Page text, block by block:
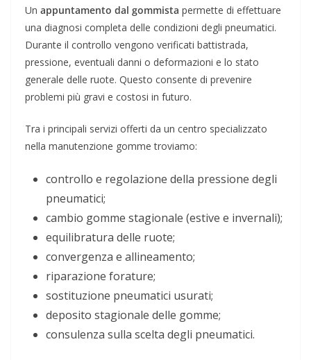
Un appuntamento dal gommista permette di effettuare
una diagnosi completa delle condizioni degli pneumatici.
Durante il controllo vengono verificati battistrada,
pressione, eventuali danni o deformazioni e lo stato
generale delle ruote. Questo consente di prevenire
problemi più gravi e costosi in futuro.
Tra i principali servizi offerti da un centro specializzato
nella manutenzione gomme troviamo:
controllo e regolazione della pressione degli
pneumatici;
cambio gomme stagionale (estive e invernali);
equilibratura delle ruote;
convergenza e allineamento;
riparazione forature;
sostituzione pneumatici usurati;
deposito stagionale delle gomme;
consulenza sulla scelta degli pneumatici.